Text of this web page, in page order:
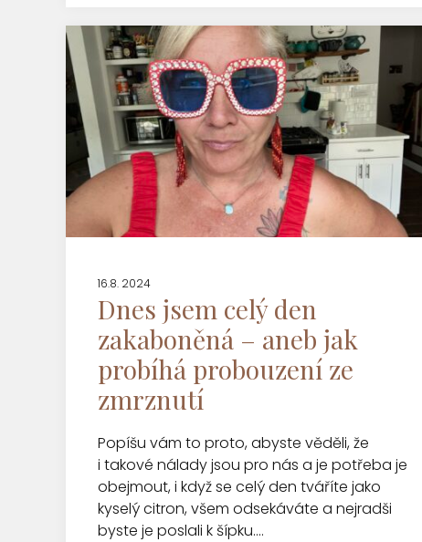
16.8. 2024
Dnes jsem celý den
zakaboněná – aneb jak
probíhá probouzení ze
zmrznutí
Popíšu vám to proto, abyste věděli, že
i takové nálady jsou pro nás a je potřeba je
obejmout, i když se celý den tváříte jako
kyselý citron, všem odsekáváte a nejradši
byste je poslali k šípku....